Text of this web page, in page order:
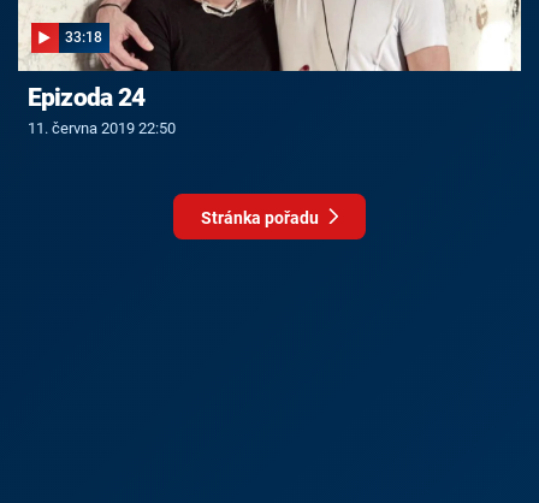
33:18
Epizoda 24
11. června 2019 22:50
Stránka pořadu